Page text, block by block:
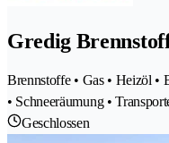
Gredig
Brennstoffe • Gas • Heizöl •
• Schneeräumung •
Geschlossen